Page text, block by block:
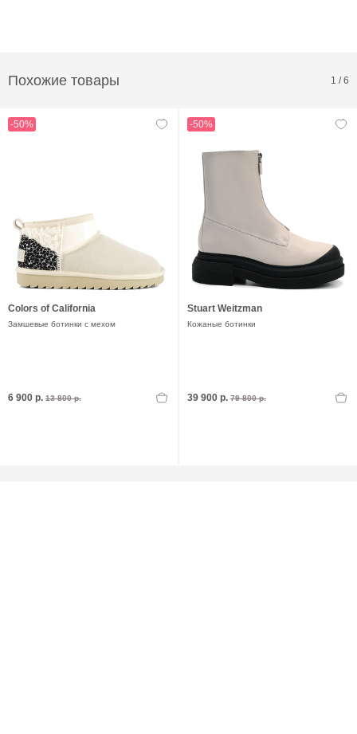
Похожие товары 1 /6
-50%
Colors of California
Замшевые ботинки с мехом
6 900 р. 13 800 р.
-50%
Stuart Weitzman
Кожаные ботинки
39 900 р. 79 800 р.